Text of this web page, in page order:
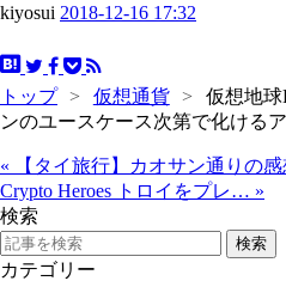
kiyosui 2018-12-16 17:32
トップ > 仮想通貨 >
仮想地
ンのユースケース次第で化ける
« 【タイ旅行】カオサン通りの
Crypto Heroes トロイをプレ… »
検索
カテゴリー